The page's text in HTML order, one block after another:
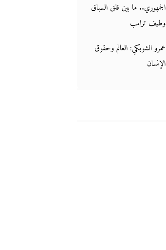
الجمهوري.. ما بين قلق السباق
وطيف ترامب
عمرو الشوبكي: العالم وحقوق
الإنسان